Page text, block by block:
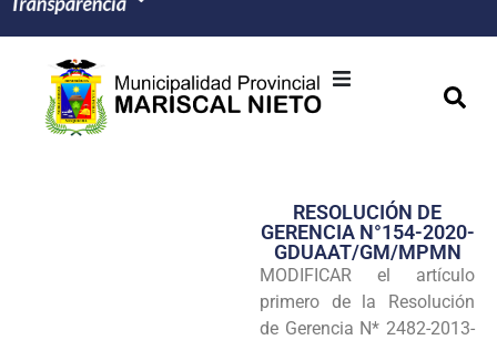
Transparencia
Seguridad
Programas
RESOLUCIÓN DE
GERENCIA N°154-2020-
GDUAAT/GM/MPMN
MODIFICAR el artículo
primero de la Resolución
de Gerencia N* 2482-2013-